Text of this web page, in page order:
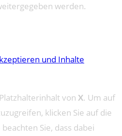
werden.
und Inhalte
von X. Um auf
klicken Sie auf die
Sie, dass dabei